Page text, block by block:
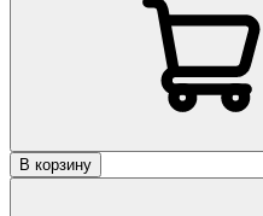
В корзину